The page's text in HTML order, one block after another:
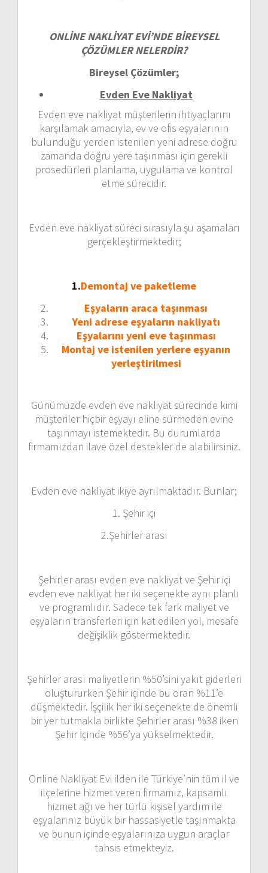
ONLİNE NAKLİYAT EVİ’NDE BİREYSEL
ÇÖZÜMLER NELERDİR?
Bireysel Çözümler;
Evden Eve Nakliyat
Evden eve nakliyat müşterilerin ihtiyaçlarını
karşılamak amacıyla, ev ve ofis eşyalarının
bulunduğu yerden istenilen yeni adrese doğru
zamanda doğru yere taşınması için gerekli
prosedürleri planlama, uygulama ve kontrol
etme sürecidir.
Evden eve nakliyat süreci sırasıyla şu aşamaları
gerçekleştirmektedir;
1.Demontaj ve paketleme
Eşyaların araca taşınması
Yeni adrese eşyaların nakliyatı
Eşyalarını yeni eve taşınması
Montaj ve istenilen yerlere eşyanın
yerleştirilmesi
Günümüzde evden eve nakliyat sürecinde kimi
müşteriler hiçbir eşyayı eline sürmeden evine
taşınmayı istemektedir. Bu durumlarda
firmamızdan ilave özel destekler de alabilirsiniz.
Evden eve nakliyat ikiye ayrılmaktadır. Bunlar;
1. Şehir içi
2.Şehirler arası
Şehirler arası evden eve nakliyat ve Şehir içi
evden eve nakliyat her iki seçenekte aynı planlı
ve programlıdır. Sadece tek fark maliyet ve
eşyaların transferleri için kat edilen yol, mesafe
değişiklik göstermektedir.
Şehirler arası maliyetlerin %50’sini yakıt giderleri
oluştururken Şehir içinde bu oran %11’e
düşmektedir. İşçilik her iki seçenekte de önemli
bir yer tutmakla birlikte Şehirler arası %38 iken
Şehir İçinde %56’ya yükselmektedir.
Online Nakliyat Evi ilden ile Türkiye’nin tüm il ve
ilçelerine hizmet veren firmamız, kapsamlı
hizmet ağı ve her türlü kişisel yardım ile
eşyalarınız büyük bir hassasiyetle taşınmakta
ve bunun içinde eşyalarınıza uygun araçlar
tahsis etmekteyiz.